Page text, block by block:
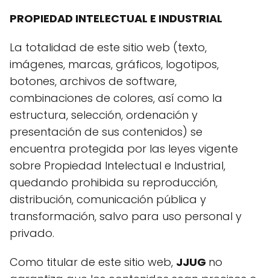
PROPIEDAD INTELECTUAL E INDUSTRIAL
La totalidad de este sitio web (texto,
imágenes, marcas, gráficos, logotipos,
botones, archivos de software,
combinaciones de colores, así como la
estructura, selección, ordenación y
presentación de sus contenidos) se
encuentra protegida por las leyes vigente
sobre Propiedad Intelectual e Industrial,
quedando prohibida su reproducción,
distribución, comunicación pública y
transformación, salvo para uso personal y
privado.
Como titular de este sitio web, JJUG no